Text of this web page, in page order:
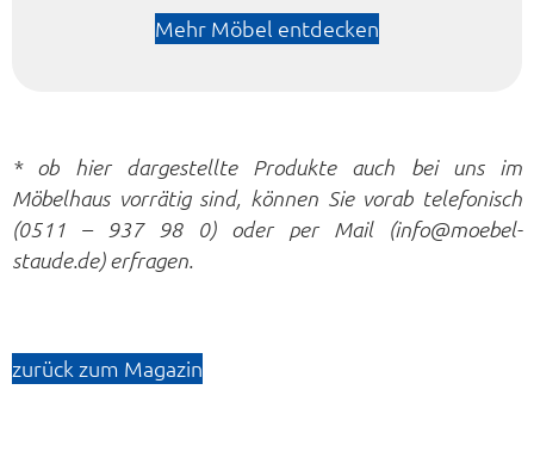
Mehr Möbel entdecken
* ob hier dargestellte Produkte auch bei uns im
Möbelhaus vorrätig sind, können Sie vorab telefonisch
(0511 – 937 98 0) oder per Mail (info@moebel-
staude.de) erfragen.
zurück zum Magazin